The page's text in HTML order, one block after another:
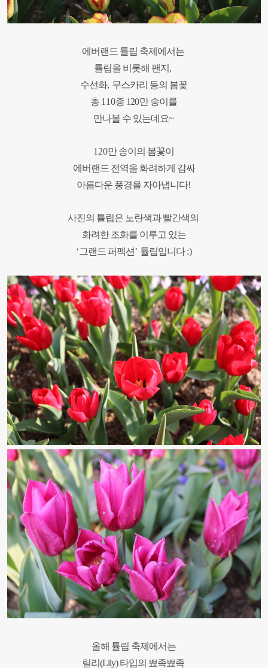
에버랜드 튤립 축제에서는
튤립을 비롯해 팬지 ,
수선화, 무스카리 등의 봄꽃
총 110종 120만 송이를
만나볼 수 있는데요~
120만 송이의 봄꽃이
에버랜드 전역을 화려하게 감싸
아름다운 풍경을 자아냅니다!
사진의 튤립은 노란색과 빨간색의
화려한 조화를 이루고 있는
‘그랜드 퍼펙션’ 튤립입니다:)
올해 튤립 축제에서는
릴리(Lily) 타입의 뾰족뾰족